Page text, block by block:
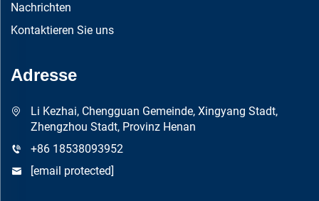
Nachrichten
Kontaktieren Sie uns
Adresse
Li Kezhai, Chengguan Gemeinde, Xingyang Stadt,
Zhengzhou Stadt, Provinz Henan
+86 18538093952
[email protected]